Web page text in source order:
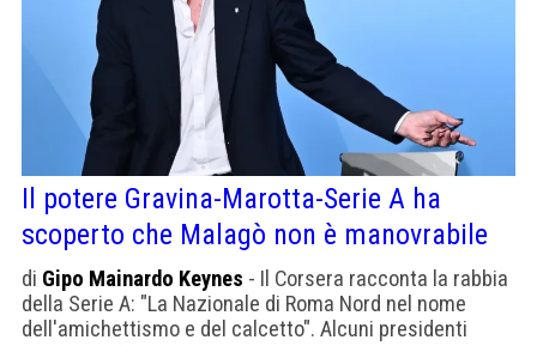
Il potere Gravina-Marotta-Serie A ha
scoperto che Malagò non è manovrabile
di Gipo Mainardo Keynes - Il Corsera racconta la rabbia
della Serie A: "La Nazionale di Roma Nord nel nome
dell'amichettismo e del calcetto". Alcuni presidenti